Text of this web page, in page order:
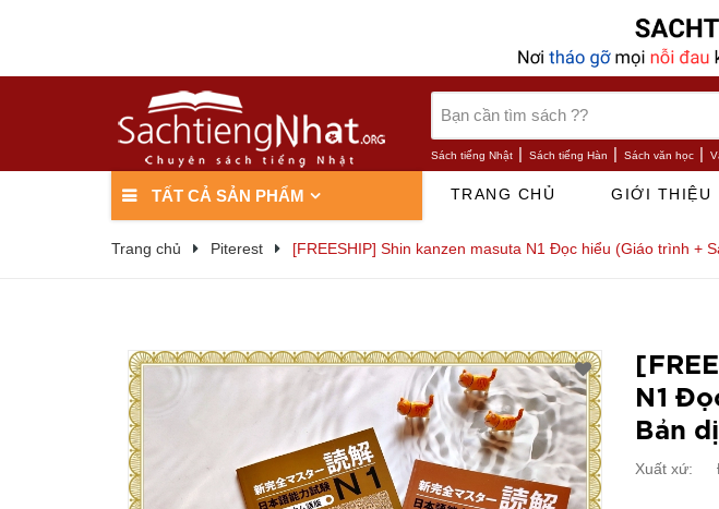
Sách tiếng Nhật | Sách tiếng Hàn | Sách văn học |
TẤT CẢ SẢN PHẨM TRANG CHỦ GIỚI THIỆU
Trang chủ Piterest [FREESHIP] Shin kanzen masuta N1 Đọc hiểu (Giáo trình +
N1
Bản
Xuất xứ: